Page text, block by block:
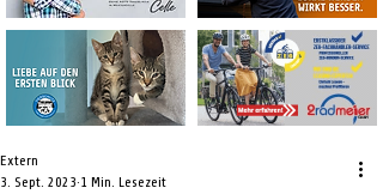
Extern
3. Sept. 2023 1 Min. Lesezeit